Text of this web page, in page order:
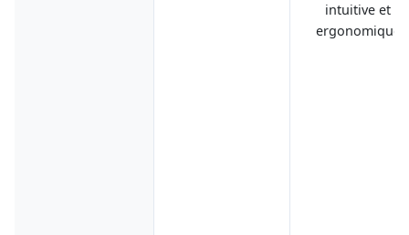
intuitive et
ergonomique